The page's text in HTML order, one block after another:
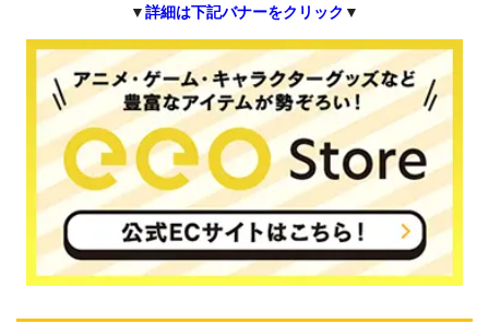
▼詳細は下記バナーをクリック ▼